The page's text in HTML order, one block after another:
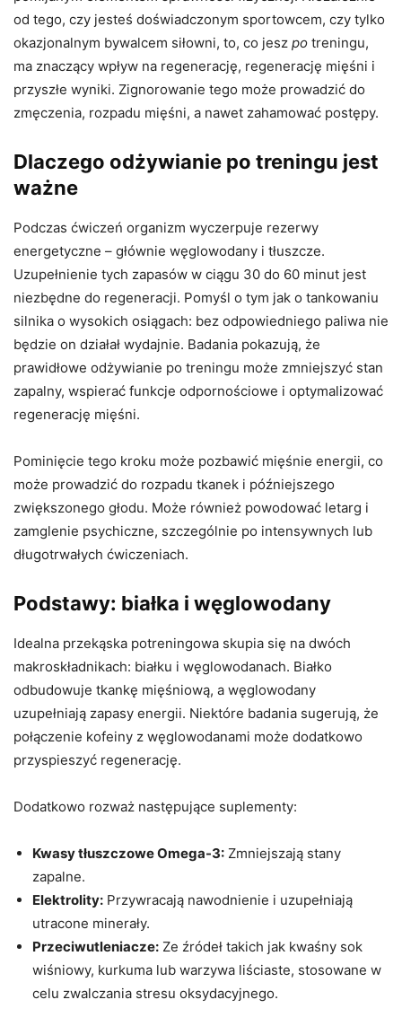
od tego, czy jesteś doświadczonym sportowcem, czy tylko
okazjonalnym bywalcem siłowni, to, co jesz po treningu,
ma znaczący wpływ na regenerację, regenerację mięśni i
przyszłe wyniki. Zignorowanie tego może prowadzić do
zmęczenia, rozpadu mięśni, a nawet zahamować postępy.
Dlaczego odżywianie po treningu jest
ważne
Podczas ćwiczeń organizm wyczerpuje rezerwy
energetyczne – głównie węglowodany i tłuszcze.
Uzupełnienie tych zapasów w ciągu 30 do 60 minut jest
niezbędne do regeneracji. Pomyśl o tym jak o tankowaniu
silnika o wysokich osiągach: bez odpowiedniego paliwa nie
będzie on działał wydajnie. Badania pokazują, że
prawidłowe odżywianie po treningu może zmniejszyć stan
zapalny, wspierać funkcje odpornościowe i optymalizować
regenerację mięśni.
Pominięcie tego kroku może pozbawić mięśnie energii, co
może prowadzić do rozpadu tkanek i późniejszego
zwiększonego głodu. Może również powodować letarg i
zamglenie psychiczne, szczególnie po intensywnych lub
długotrwałych ćwiczeniach.
Podstawy: białka i węglowodany
Idealna przekąska potreningowa skupia się na dwóch
makroskładnikach: białku i węglowodanach. Białko
odbudowuje tkankę mięśniową, a węglowodany
uzupełniają zapasy energii. Niektóre badania sugerują, że
połączenie kofeiny z węglowodanami może dodatkowo
przyspieszyć regenerację.
Dodatkowo rozważ następujące suplementy:
Kwasy tłuszczowe Omega-3: Zmniejszają stany
zapalne.
Elektrolity: Przywracają nawodnienie i uzupełniają
utracone minerały.
Przeciwutleniacze: Ze źródeł takich jak kwaśny sok
wiśniowy, kurkuma lub warzywa liściaste, stosowane w
celu zwalczania stresu oksydacyjnego.